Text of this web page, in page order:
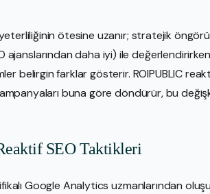
ötesine uzanır; stratejik
ajanslarından daha iyi) ile
belirgin farklar gösterir. ROIPUBLIC
buna göre döndürür, bu
SEO Taktikleri
Google Analytics uzmanlarından